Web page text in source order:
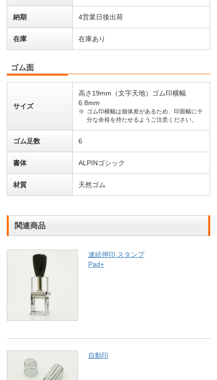
納期 4営業日後出荷
在庫 在庫あり
ゴム面
サイズ
高さ19mm（文字天地）ゴム印横幅
6.8mm
ゴム印横幅は個体差があるため、印面幅に十
分な余裕を持たせるようご注意ください。
ゴム足数 6
書体 ALPINゴシック
材質 天然ゴム
関連商品
連続押印 スタンプ
Pad+
自動印